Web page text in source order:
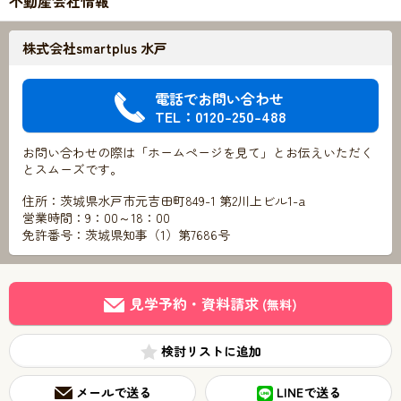
株式会社smartplus 水戸
電話でお問い合わせ
TEL：0120-250-488
お問い合わせの際は「ホームページを見て」とお伝えいただく
とスムーズです。
住所：茨城県水戸市元吉田町849-1 第2川上ビル1-a
営業時間：9：00～18：00
免許番号：茨城県知事（1）第7686号
見学予約・資料請求 (無料)
検討リスト
メールで送る LINEで送る